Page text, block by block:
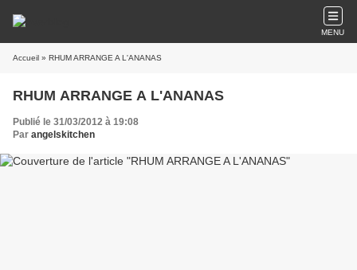
MENU
Accueil » RHUM ARRANGE A L'ANANAS
RHUM ARRANGE A L'ANANAS
Publié le 31/03/2012 à 19:08
Par angelskitchen